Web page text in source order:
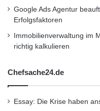
Google Ads Agentur
Erfolgsfaktoren
Immobilienverwaltung im
richtig kalkulieren
Chefsache24.de
Essay: Die Krise haben